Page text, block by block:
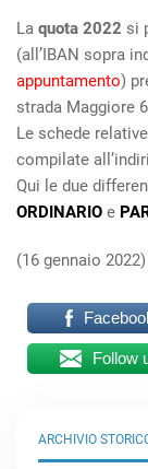
La quota 2022 si
(all’IBAN sopra
appuntamento)
strada Maggiore
Le schede
compilate
Qui le due
ORDINARIO e
(16 gennaio 2022)
Follow
ARCHIVIO